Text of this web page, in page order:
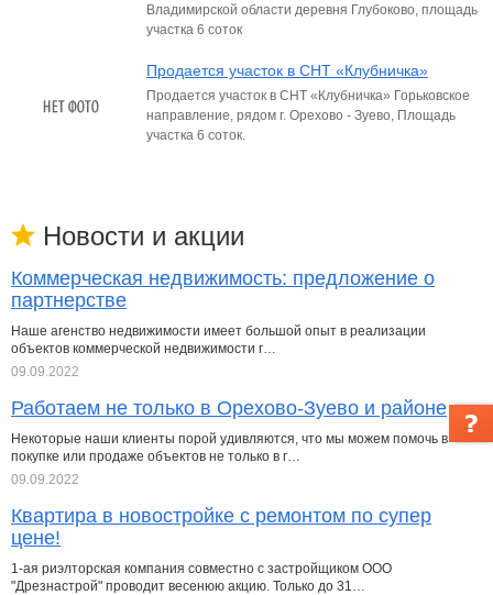
Владимирской области деревня Глубоково, площадь
участка 6 соток
Продается участок в СНТ «Клубничка»
Продается участок в СНТ «Клубничка» Горьковское
направление, рядом г. Орехово - Зуево, Площадь
участка 6 соток.
Новости и акции
Коммерческая недвижимость: предложение о
партнерстве
Наше агенство недвижимости имеет большой опыт в реализации
объектов коммерческой недвижимости г…
09.09.2022
Работаем не только в Орехово-Зуево и районе
Некоторые наши клиенты порой удивляются, что мы можем помочь в
покупке или продаже объектов не только в г…
09.09.2022
Квартира в новостройке с ремонтом по супер
цене!
1-ая риэлторская компания совместно с застройщиком ООО
"Дрезнастрой" проводит весенюю акцию. Только до 31…